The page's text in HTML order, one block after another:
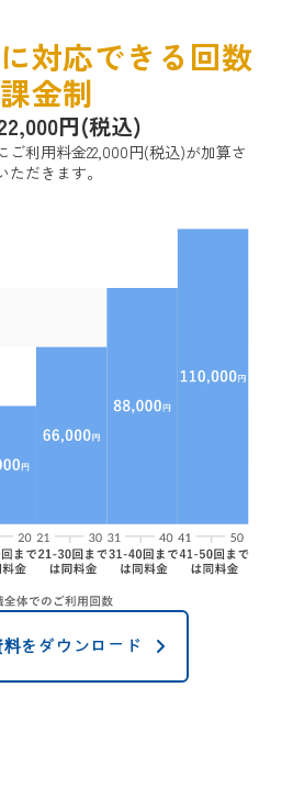
対応できる回数
課金制
円(税込)
ご利用料金22,000円(税込)が加算さ
だきます。
をダウンロード